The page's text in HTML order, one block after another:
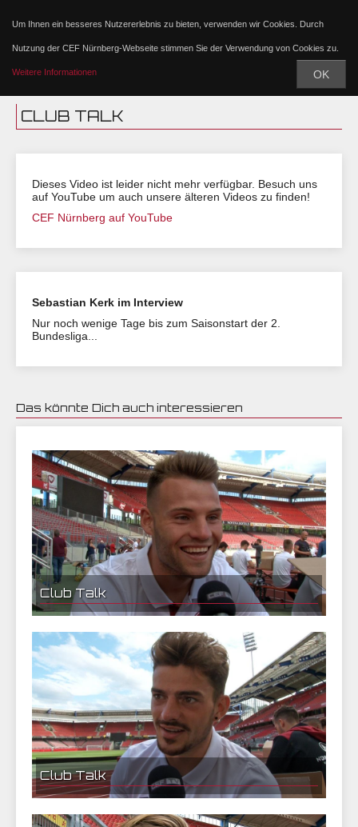
Um Ihnen ein besseres Nutzererlebnis zu bieten, verwenden wir Cookies. Durch
Nutzung der CEF Nürnberg-Webseite stimmen Sie der Verwendung von Cookies zu.
Weitere Informationen OK
CLUB TALK
Dieses Video ist leider nicht mehr verfügbar. Besuch uns
auf YouTube um auch unsere älteren Videos zu finden!
CEF Nürnberg auf YouTube
Sebastian Kerk im Interview
Nur noch wenige Tage bis zum Saisonstart der 2.
Bundesliga...
Das könnte Dich auch interessieren
25.07.2017 21:56 | CEF Nürnberg
Club Talk
Eduard Löwen im Interview
25.07.2017 22:26 | CEF Nürnberg
Club Talk
Tim Leibold im Interview
24.07.2017 22:45 | CEF Nürnberg